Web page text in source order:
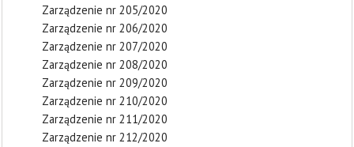
Zarządzenie nr 205/2020
Zarządzenie nr 206/2020
Zarządzenie nr 207/2020
Zarządzenie nr 208/2020
Zarządzenie nr 209/2020
Zarządzenie nr 210/2020
Zarządzenie nr 211/2020
Zarządzenie nr 212/2020